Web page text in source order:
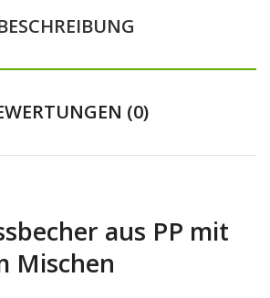
(0)
aus PP mit
Mischen